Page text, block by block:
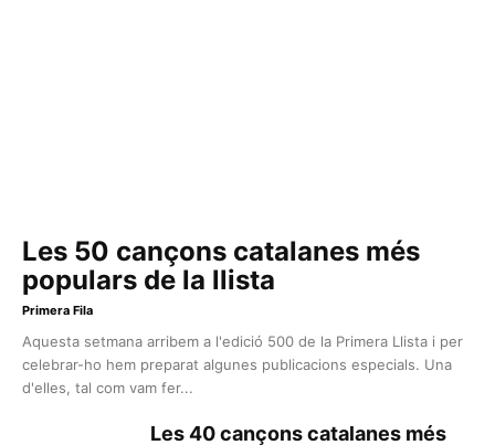
Les 50 cançons catalanes més
populars de la llista
Primera Fila
Aquesta setmana arribem a l'edició 500 de la Primera Llista i per
celebrar-ho hem preparat algunes publicacions especials. Una
d'elles, tal com vam fer...
Les 40 cançons catalanes més